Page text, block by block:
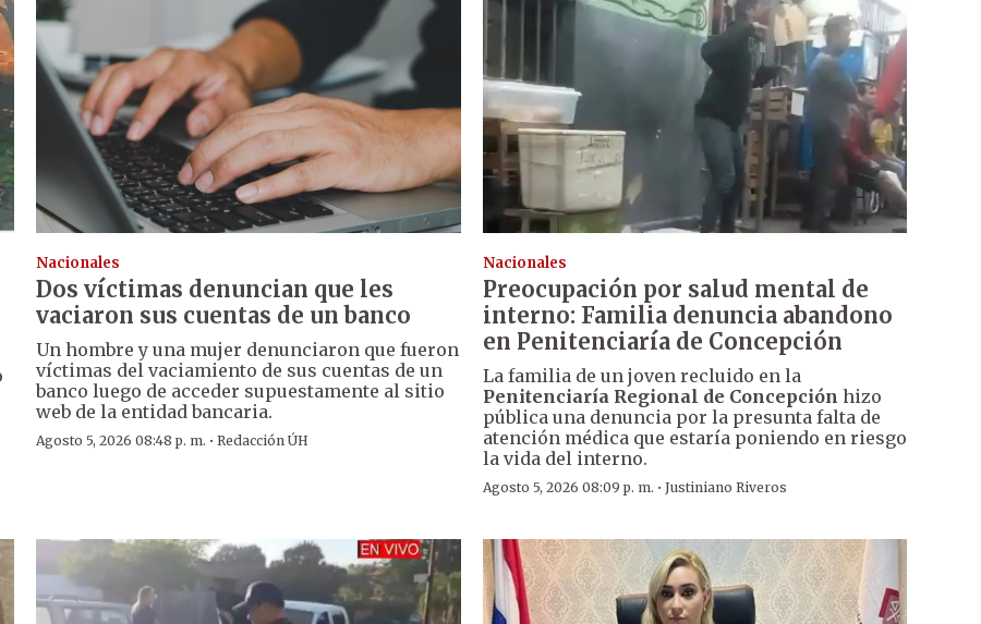
Nacionales
Dos víctimas denuncian que les
vaciaron sus cuentas de un banco
Un hombre y una mujer denunciaron que fueron
víctimas del vaciamiento de sus cuentas de un
banco luego de acceder supuestamente al sitio
web de la entidad bancaria.
Agosto 5, 2026 08:48 p. m. ·Redacción ÚH
Nacionales
Preocupación por salud mental de
interno: Familia denuncia abandono
en Penitenciaría de Concepción
La familia de un joven recluido en la
Penitenciaría Regional de Concepción hizo
pública una denuncia por la presunta falta de
atención médica que estaría poniendo en riesgo
la vida del interno.
Agosto 5, 2026 08:09 p. m. · Justiniano Riveros